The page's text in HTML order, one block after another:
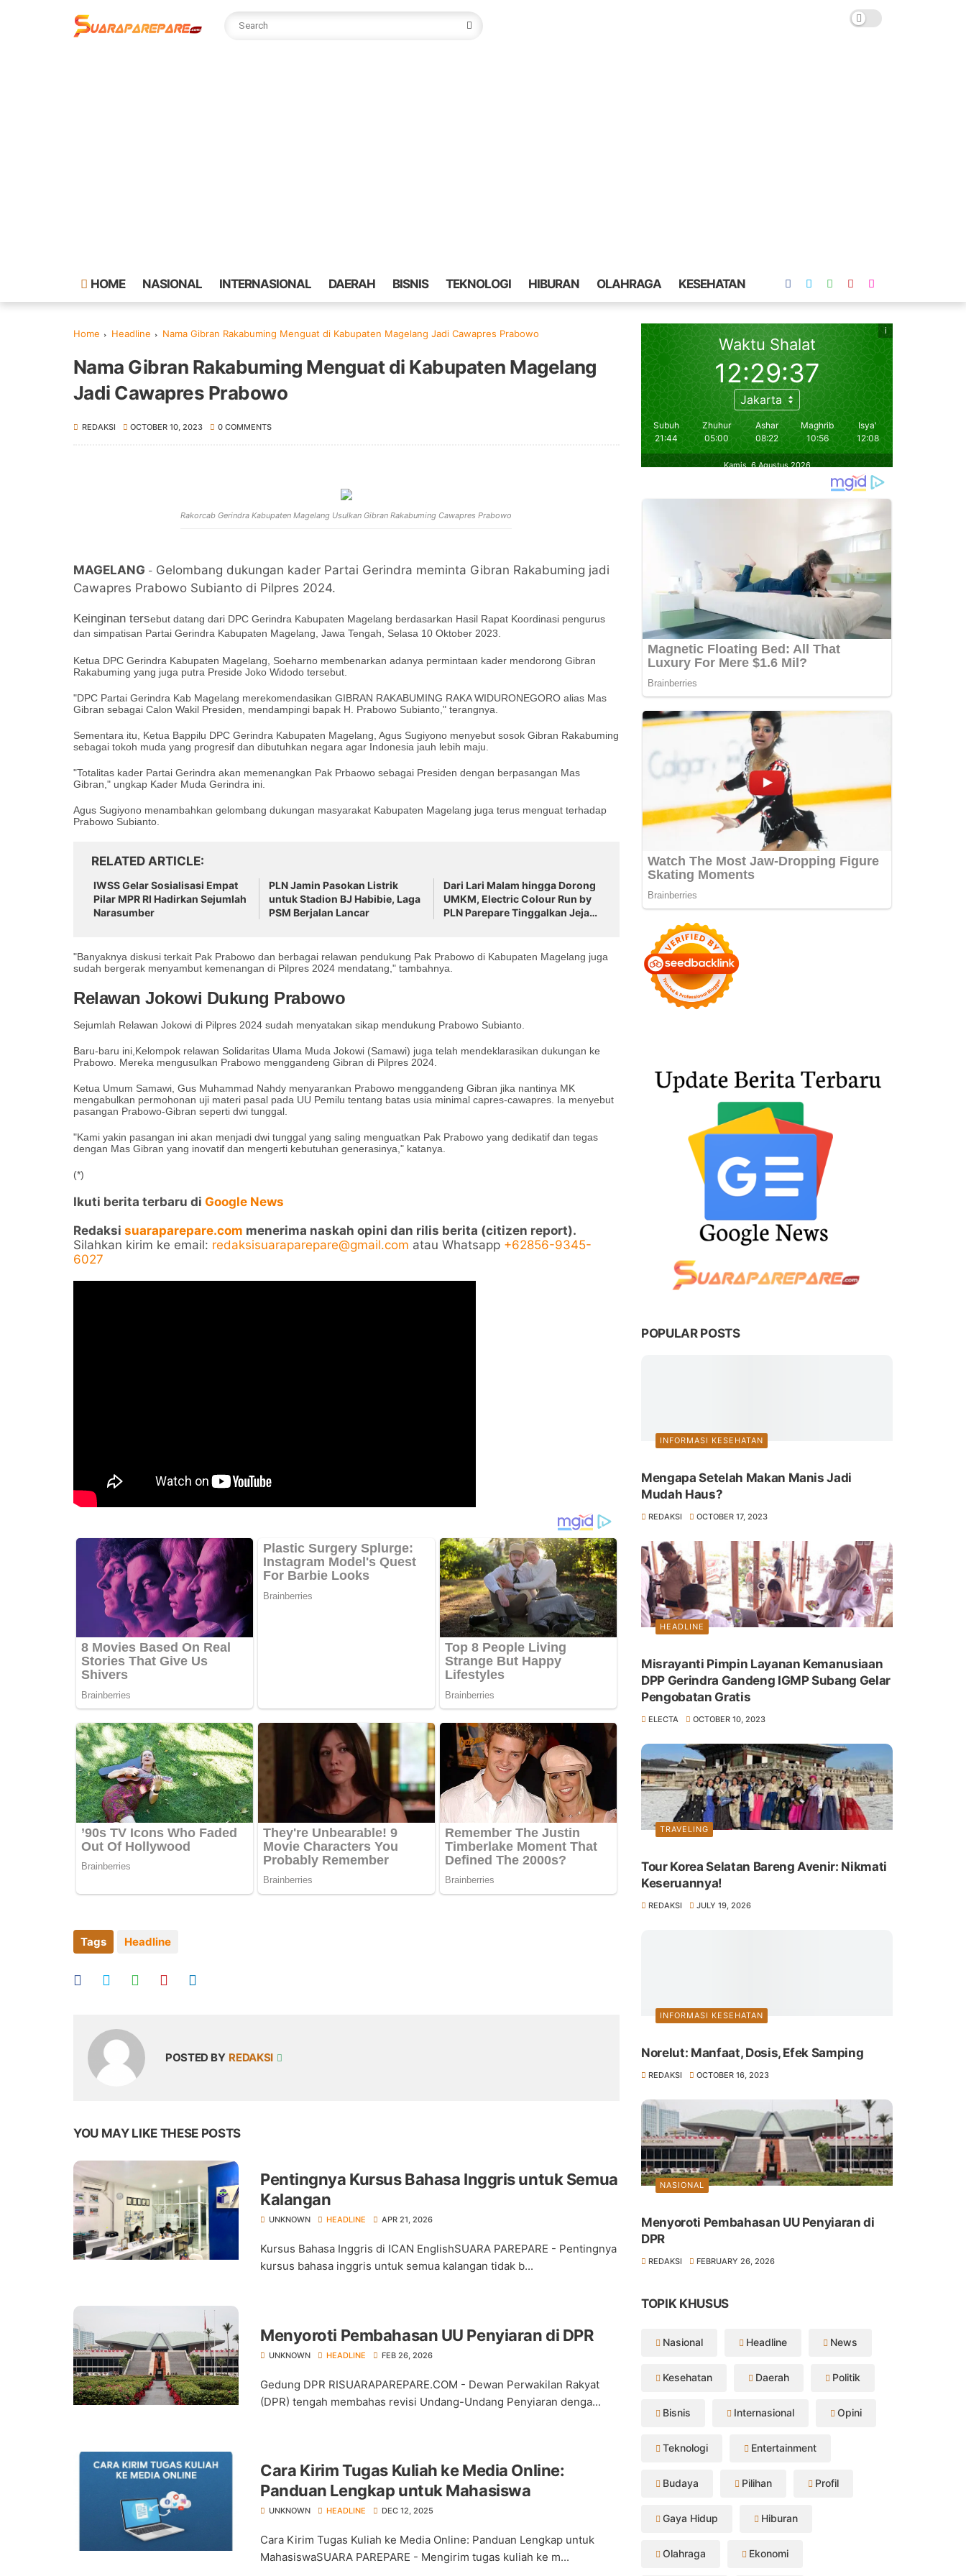
HOME NASIONAL INTERNASIONAL DAERAH BISNIS TEKNOLOGI HIBURAN OLAHRAGA KESEHATAN
Home Headline Nama Gibran Rakabuming Menguat di Kabupaten Magelang Jadi Cawapres Prabowo
Nama Gibran Rakabuming Menguat di Kabupaten Magelang
Jadi Cawapres Prabowo
REDAKSI OCTOBER 10, 2023 0 COMMENTS
Rakorcab Gerindra Kabupaten Magelang Usulkan Gibran Rakabuming Cawapres Prabowo
MAGELANG - Gelombang dukungan kader Partai Gerindra meminta Gibran Rakabuming jadi
Cawapres Prabowo Subianto di Pilpres 2024.
Keinginan tersebut datang dari DPC Gerindra Kabupaten Magelang berdasarkan Hasil Rapat Koordinasi pengurus
dan simpatisan Partai Gerindra Kabupaten Magelang, Jawa Tengah, Selasa 10 Oktober 2023.
Ketua DPC Gerindra Kabupaten Magelang, Soeharno membenarkan adanya permintaan kader mendorong Gibran
Rakabuming yang juga putra Preside Joko Widodo tersebut.
"DPC Partai Gerindra Kab Magelang merekomendasikan GIBRAN RAKABUMING RAKA WIDURONEGORO alias Mas
Gibran sebagai Calon Wakil Presiden, mendampingi bapak H. Prabowo Subianto," terangnya.
Sementara itu, Ketua Bappilu DPC Gerindra Kabupaten Magelang, Agus Sugiyono menyebut sosok Gibran Rakabuming
sebagai tokoh muda yang progresif dan dibutuhkan negara agar Indonesia jauh lebih maju.
"Totalitas kader Partai Gerindra akan memenangkan Pak Prbaowo sebagai Presiden dengan berpasangan Mas
Gibran," ungkap Kader Muda Gerindra ini.
Agus Sugiyono menambahkan gelombang dukungan masyarakat Kabupaten Magelang juga terus menguat terhadap
Prabowo Subianto.
RELATED ARTICLE
IWSS Gelar Sosialisasi Empat
Pilar MPR RI Hadirkan Sejumlah
Narasumber
PLN Jamin Pasokan Listrik
untuk Stadion BJ Habibie, Laga
PSM Berjalan Lancar
Dari Lari Malam hingga Dorong
UMKM, Electric Colour Run by
PLN Parepare Tinggalkan Jejak
"Banyaknya diskusi terkait Pak Prabowo dan berbagai relawan pendukung Pak Prabowo di Kabupaten Magelang juga
sudah bergerak menyambut kemenangan di Pilpres 2024 mendatang," tambahnya.
Relawan Jokowi Dukung Prabowo
Sejumlah Relawan Jokowi di Pilpres 2024 sudah menyatakan sikap mendukung Prabowo Subianto.
Baru-baru ini,Kelompok relawan Solidaritas Ulama Muda Jokowi (Samawi) juga telah mendeklarasikan dukungan ke
Prabowo. Mereka mengusulkan Prabowo menggandeng Gibran di Pilpres 2024.
Ketua Umum Samawi, Gus Muhammad Nahdy menyarankan Prabowo menggandeng Gibran jika nantinya MK
mengabulkan permohonan uji materi pasal pada UU Pemilu tentang batas usia minimal capres-cawapres. Ia menyebut
pasangan Prabowo-Gibran seperti dwi tunggal.
"Kami yakin pasangan ini akan menjadi dwi tunggal yang saling menguatkan Pak Prabowo yang dedikatif dan tegas
dengan Mas Gibran yang inovatif dan mengerti kebutuhan generasinya," katanya.
(*)
Ikuti berita terbaru di Google News
Redaksi suaraparepare.com menerima naskah opini dan rilis berita (citizen report).
Silahkan kirim ke email: redaksisuaraparepare@gmail.com atau Whatsapp +62856-9345-
6027
Tags Headline
POSTED BY REDAKSI
YOU MAY LIKE THESE POSTS
Pentingnya Kursus Bahasa Inggris untuk Semua
Kalangan
UNKNOWN HEADLINE APR 21, 2026
Kursus Bahasa Inggris di ICAN EnglishSUARA PAREPARE - Pentingnya
kursus bahasa inggris untuk semua kalangan tidak b...
Menyoroti Pembahasan UU Penyiaran di DPR
UNKNOWN HEADLINE FEB 26, 2026
Gedung DPR RISUARAPAREPARE.COM - Dewan Perwakilan Rakyat
(DPR) tengah membahas revisi Undang-Undang Penyiaran denga...
Cara Kirim Tugas Kuliah ke Media Online:
Panduan Lengkap untuk Mahasiswa
UNKNOWN HEADLINE DEC 12, 2025
Cara Kirim Tugas Kuliah ke Media Online: Panduan Lengkap untuk
MahasiswaSUARA PAREPARE - Mengirim tugas kuliah ke m...
POPULAR POSTS
INFORMASI KESEHATAN
Mengapa Setelah Makan Manis Jadi
Mudah Haus?
REDAKSI OCTOBER 17, 2023
HEADLINE
Misrayanti Pimpin Layanan Kemanusiaan
DPP Gerindra Gandeng IGMP Subang Gelar
Pengobatan Gratis
ELECTA OCTOBER 10, 2023
TRAVELING
Tour Korea Selatan Bareng Avenir: Nikmati
Keseruannya!
REDAKSI JULY 19, 2026
INFORMASI KESEHATAN
Norelut: Manfaat, Dosis, Efek Samping
REDAKSI OCTOBER 16, 2023
NASIONAL
Menyoroti Pembahasan UU Penyiaran di
DPR
REDAKSI FEBRUARY 26, 2026
TOPIK KHUSUS
Nasional Headline News
Kesehatan Daerah Politik
Bisnis Internasional Opini
Teknologi Entertainment
Budaya Pilihan Profil
Gaya Hidup Hiburan
Olahraga Ekonomi